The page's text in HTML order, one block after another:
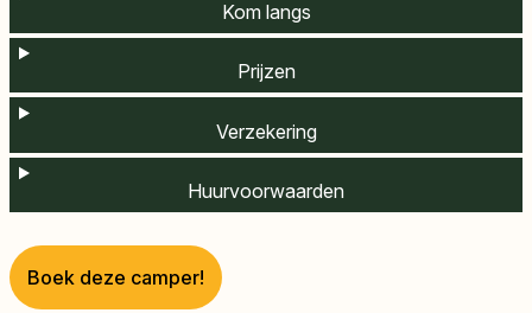
Kom langs
Prijzen
Verzekering
Huurvoorwaarden
Boek deze camper!